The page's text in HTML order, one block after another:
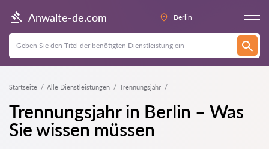
Anwalte-de.com Berlin
Startseite Alle Dienstleistungen Trennungsjahr
Trennungsjahr in Berlin – Was
Sie wissen müssen